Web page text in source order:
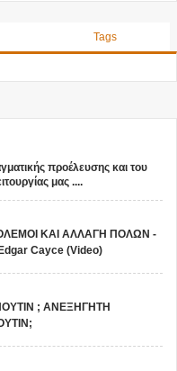
Tags
προέλευσης και του
μας ....
ΚΑΙ ΑΛΛΑΓΗ ΠΟΛΩΝ -
Cayce (Video)
; ΑΝΕΞΗΓΗΤΗ